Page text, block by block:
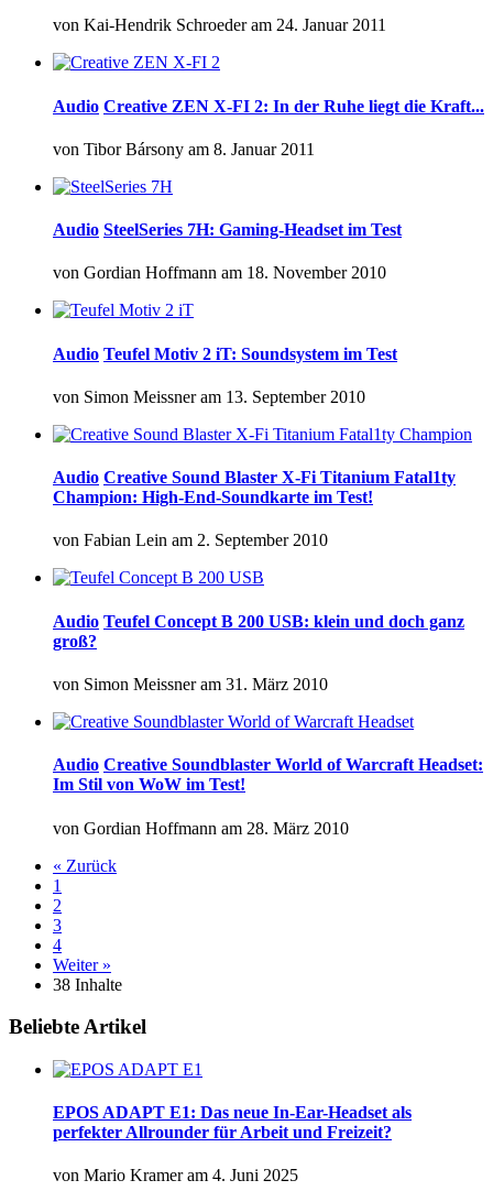
von Kai-Hendrik Schroederam 24. Januar 2011
Audio Creative ZEN X-FI 2: In der Ruhe liegt die Kraft...
von Tibor Bársony am 8. Januar 2011
Audio SteelSeries 7H: Gaming-Headset im Test
von Gordian Hoffmann am 18. November 2010
Audio Teufel Motiv 2 iT: Soundsystem im Test
von Simon Meissneram 13. September 2010
Audio Creative Sound Blaster X-Fi Titanium Fatal1ty
Champion: High-End-Soundkarte im Test!
von Fabian Lein am 2. September 2010
Audio Teufel Concept B 200 USB: klein und doch ganz
groß?
von Simon Meissneram 31. März 2010
Audio Creative Soundblaster World of Warcraft Headset:
Im Stil von WoW im Test!
von Gordian Hoffmann am 28. März 2010
« Zurück
1
2
3
4
Weiter »
38 Inhalte
Beliebte Artikel
EPOS ADAPT E1: Das neue In-Ear-Headset als
perfekter Allrounder für Arbeit und Freizeit?
von Mario Krameram 4. Juni 2025